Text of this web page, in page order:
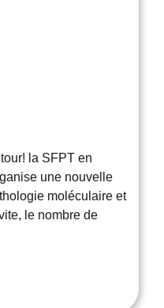
la SFPT en
une nouvelle
moléculaire et
le nombre de